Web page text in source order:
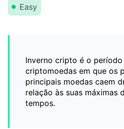
Easy
Inverno cripto é o
criptomoedas em que os
principais moedas caem
relação às suas máximas
tempos.